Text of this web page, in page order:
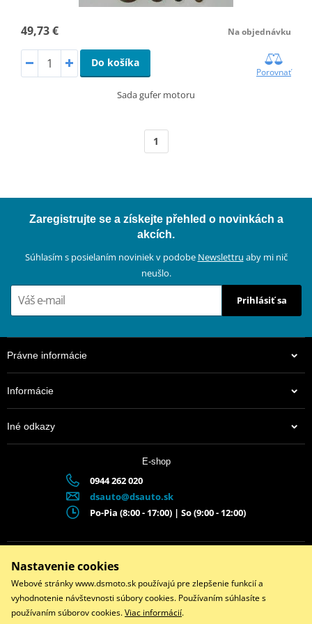
49,73 € Na objednávku
Do košíka
Porovnať
Sada gufer motoru
1
Zaregistrujte se a získejte přehled o novinkách a
akcích.
Súhlasím s posielaním noviniek v podobe Newslettru aby mi nič
neušlo.
Prihlásiť sa
Právne informácie
Informácie
Iné odkazy
E-shop
0944 262 020
dsauto@dsauto.sk
Po-Pia (8:00 - 17:00) | So (9:00 - 12:00)
Facebook
Copyright © 2026 www.dsmoto.sk
Všetky práva vyhradené
Nastavenie cookies
Webové stránky www.dsmoto.sk používajú pre zlepšenie funkcií a
vyhodnotenie návštevnosti súbory cookies. Používaním súhlasíte s
používaním súborov cookies.Viac informácií.